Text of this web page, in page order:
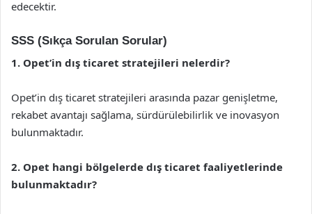
edecektir.
SSS (Sıkça Sorulan Sorular)
1. Opet’in dış ticaret stratejileri nelerdir?
Opet’in dış ticaret stratejileri arasında pazar genişletme,
rekabet avantajı sağlama, sürdürülebilirlik ve inovasyon
bulunmaktadır.
2. Opet hangi bölgelerde dış ticaret faaliyetlerinde
bulunmaktadır?